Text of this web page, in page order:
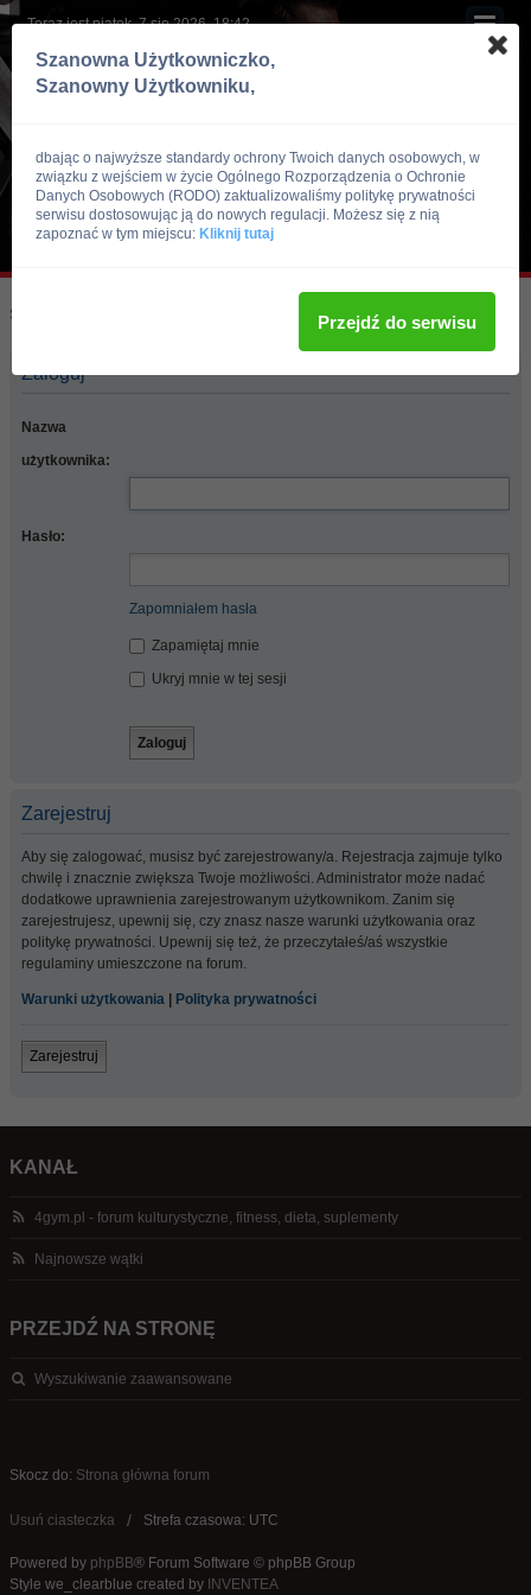
Teraz jest piątek, 7 sie 2026, 18:42
Skocz do:
Zaloguj
Nazwa
użytkownika:
Hasło:
Zapomniałem hasła
Zapamiętaj mnie
Ukryj mnie w tej sesji
Zarejestruj
Aby się zalogować, musisz być zarejestrowany/a. Rejestracja zajmuje tylko
chwilę i znacznie zwiększa Twoje możliwości. Administrator może nadać
dodatkowe uprawnienia zarejestrowanym użytkownikom. Zanim się
zarejestrujesz, upewnij się, czy znasz nasze warunki użytkowania oraz
politykę prywatności. Upewnij się też, że przeczytałeś/aś wszystkie
regulaminy umieszczone na forum.
Warunki użytkowania Polityka prywatności
Zarejestruj
KANAŁ
4gym.pl - forum kulturystyczne, fitness, dieta, suplementy
Najnowsze wątki
PRZEJDŹ NA STRONĘ
Wyszukiwanie zaawansowane
Skocz do: Strona główna forum
Usuń ciasteczka Strefa czasowa: UTC
Powered by phpBB® Forum Software © phpBB Group
Style we_clearblue created by INVENTEA
Szanowna Użytkowniczko,
Szanowny Użytkowniku,
dbając o najwyższe standardy ochrony Twoich danych osobowych, w
związku z wejściem w życie Ogólnego Rozporządzenia o Ochronie
Danych Osobowych (RODO) zaktualizowaliśmy politykę prywatności
serwisu dostosowując ją do nowych regulacji. Możesz się z nią
zapoznać w tym miejscu: Kliknij tutaj
Przejdź do serwisu